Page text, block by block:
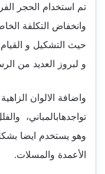
تم استخدام الحجر
وانخفاض التكلفة
حيث التشكيل و القيام
و لبروز العديد من
واضافة الالوان
تواجدهابالمباني،
وهو يستخدم ايضا
الأعمدة والمسلات.